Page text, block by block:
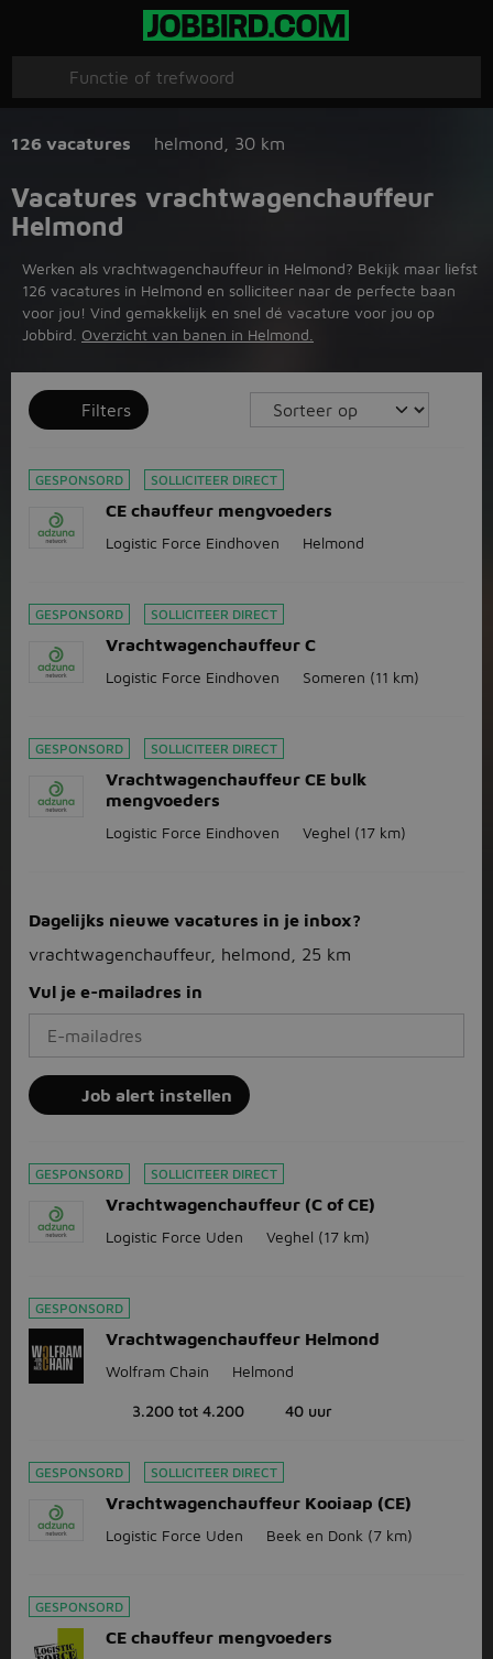
126 vacatures helmond 30 km
Vacatures vrachtwagenchauffeur
Helmond
Werken als vrachtwagenchauffeur in Helmond? Bekijk maar liefst
126 vacatures in Helmond en solliciteer naar de perfecte baan
voor jou! Vind gemakkelijk en snel dé vacature voor jou op
Jobbird. Overzicht van banen in Helmond.
Filters
GESPONSORD SOLLICITEER DIRECT
CE chauffeur mengvoeders
Logistic Force Eindhoven Helmond
GESPONSORD SOLLICITEER DIRECT
Vrachtwagenchauffeur C
Logistic Force Eindhoven Someren (11 km)
GESPONSORD SOLLICITEER DIRECT
Vrachtwagenchauffeur CE bulk
mengvoeders
Logistic Force Eindhoven Veghel (17 km)
Dagelijks nieuwe vacatures in je inbox?
vrachtwagenchauffeur, helmond, 25 km
Vul je e-mailadres in
Job alert instellen
GESPONSORD SOLLICITEER DIRECT
Vrachtwagenchauffeur (C of CE)
Logistic Force Uden Veghel (17 km)
GESPONSORD
Vrachtwagenchauffeur Helmond
Wolfram Chain Helmond
3.200 tot 4.200 40 uur
GESPONSORD SOLLICITEER DIRECT
Vrachtwagenchauffeur Kooiaap (CE)
Logistic Force Uden Beek en Donk (7 km)
GESPONSORD
CE chauffeur mengvoeders